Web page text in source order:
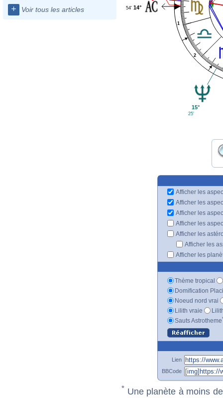
+ Voir tous les articles
1
2
14°
54'
15°
25'
Afficher les
Afficher les
Afficher les
Afficher les
Afficher les
Afficher les
Afficher les
Thème tropical
Domification
Noeud nord vrai
Lilith vraie
Sauts Astrotheme
Lien
BBCode
* Une planète à moins